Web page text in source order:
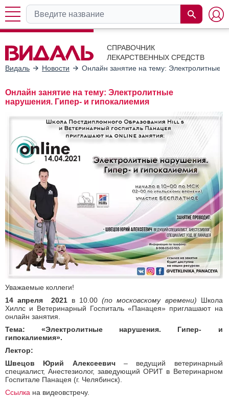
СПРАВОЧНИК
ЛЕКАРСТВЕННЫХ СРЕДСТВ
Видаль
Новости Онлайн занятие на тему: Электролитные
Онлайн занятие на тему: Электролитные
нарушения. Гипер- и гипокалиемия
Уважаемые коллеги!
14 апреля 2021 в 10.00(по московскому времени) Школа
Хиллс и Ветеринарный Госпиталь «Панацея» приглашают на
онлайн занятия.
Тема: «Электролитные нарушения. Гипер- и
гипокалиемия».
Лектор:
Швецов Юрий Алексеевич
–ведущий ветеринарный
специалист, Анестезиолог, заведующий ОРИТ в Ветеринарном
Госпитале Панацея (г. Челябинск).
Ссылка на видеовстречу.